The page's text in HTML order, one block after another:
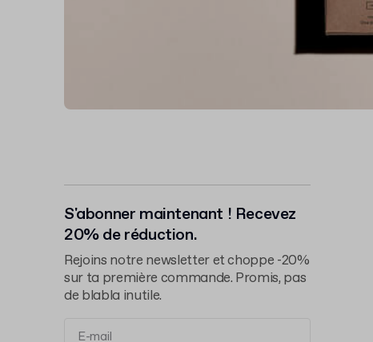
S'abonner maintenant ! Recevez
20% de réduction.
Rejoins notre newsletter et choppe -20%
sur ta première commande. Promis, pas
de blabla inutile.